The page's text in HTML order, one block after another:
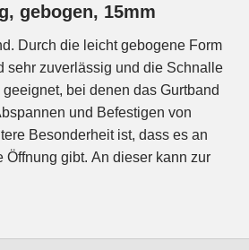
gebogen, 15mm
Durch die leicht gebogene Form
sehr zuverlässig und die Schnalle
bei denen das Gurtband
und Befestigen von
Besonderheit ist, dass es an
gibt. An dieser kann zur
befestigt
oder an schwer zu
durchgeschlauft und kann
das Band an dem vorletzten